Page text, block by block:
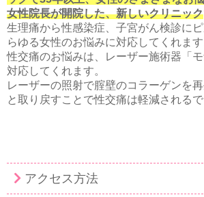
女性院長が開院した、新しいクリニック
生理痛から性感染症、子宮がん検診に
らゆる女性のお悩みに対応してくれます
性交痛のお悩みは、レーザー施術器「
対応してくれます。
レーザーの照射で腟壁のコラーゲンを
と取り戻すことで性交痛は軽減されるで
アクセス方法